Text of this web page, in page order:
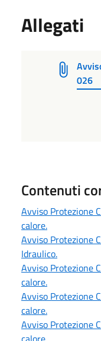
Allegati
026
Contenuti
Avviso Protezione
calore.
Avviso Protezione
Idraulico.
Avviso Protezione
calore.
Avviso Protezione
calore.
Avviso Protezione